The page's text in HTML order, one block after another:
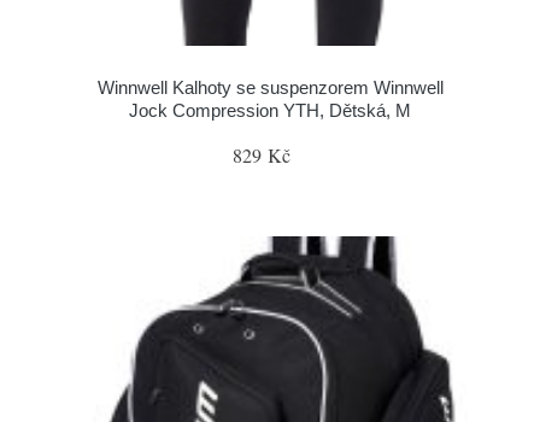
Winnwell Kalhoty se suspenzorem Winnwell
Jock Compression YTH, Dětská, M
829 Kč